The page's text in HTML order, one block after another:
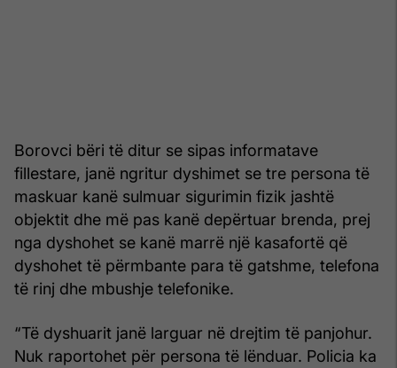
Borovci bëri të ditur se sipas informatave
fillestare, janë ngritur dyshimet se tre persona të
maskuar kanë sulmuar sigurimin fizik jashtë
objektit dhe më pas kanë depërtuar brenda, prej
nga dyshohet se kanë marrë një kasafortë që
dyshohet të përmbante para të gatshme, telefona
të rinj dhe mbushje telefonike.
“Të dyshuarit janë larguar në drejtim të panjohur.
Nuk raportohet për persona të lënduar. Policia ka